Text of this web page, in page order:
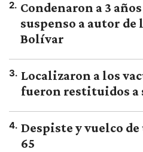
2. Condenaron a 3
suspenso a autor de
Bolívar
3. Localizaron a los
fueron restituidos a
4. Despiste y vuelco
65